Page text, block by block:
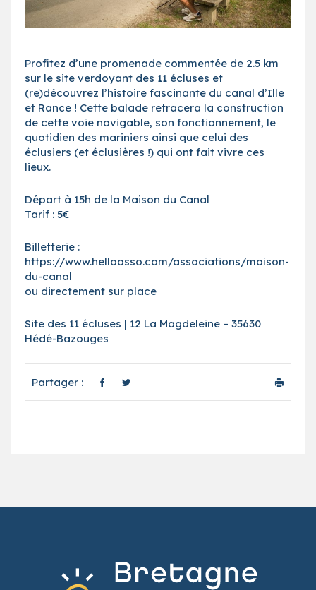
Profitez d’une promenade commentée de 2.5 km
sur le site verdoyant des 11 écluses et
(re)découvrez l’histoire fascinante du canal d’Ille
et Rance ! Cette balade retracera la construction
de cette voie navigable, son fonctionnement, le
quotidien des mariniers ainsi que celui des
éclusiers (et éclusières !) qui ont fait vivre ces
lieux.
Départ à 15h de la Maison du Canal
Tarif : 5€
Billetterie :
https://www.helloasso.com/associations/maison-
du-canal
ou directement sur place
Site des 11 écluses | 12 La Magdeleine – 35630
Hédé-Bazouges
Partager :